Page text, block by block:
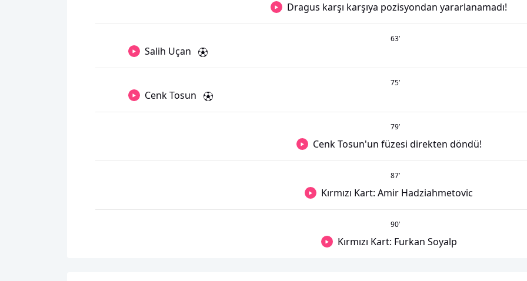
Dragus karşı karşıya pozisyondan yararlanamadı!
63’
Salih Uçan
75’
Cenk Tosun
79’
Cenk Tosun'un füzesi direkten döndü!
87’
Kırmızı Kart: Amir Hadziahmetovic
90’
Kırmızı Kart: Furkan Soyalp